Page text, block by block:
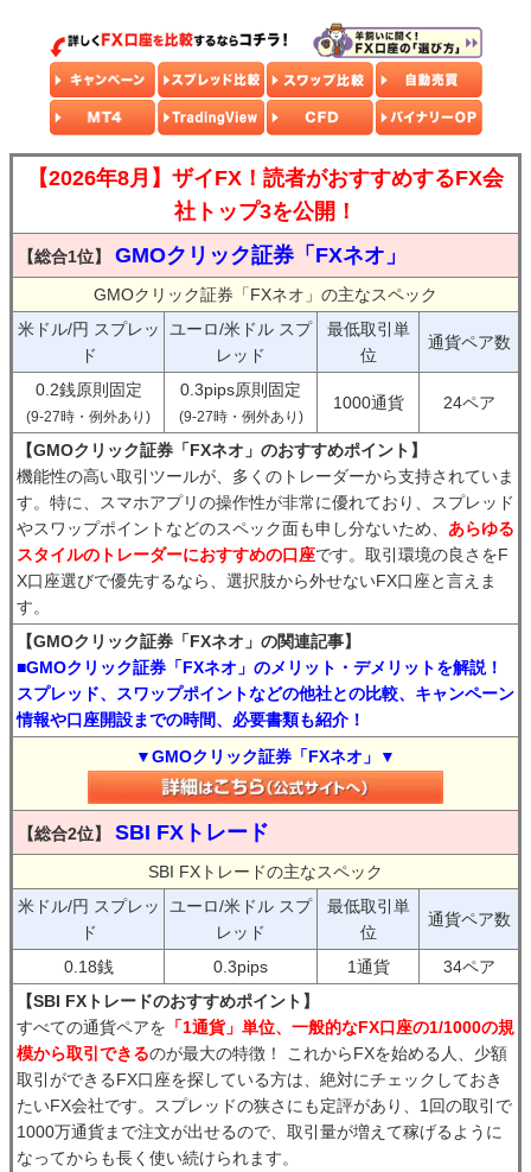
【2026年8月】ザイFX！読者がおすすめするFX会
社トップ3を公開！
【総合1位】 GMOクリック証券「FXネオ」
GMOクリック証券「FXネオ」の主なスペック
米ドル/円 スプレッ
ド
ユーロ/米ドル スプ
レッド
最低取引単
位
通貨ペア数
0.2銭原則固定
(9-27時・例外あり)
0.3pips原則固定
(9-27時・例外あり)
1000通貨 24ペア
【GMOクリック証券「FXネオ」のおすすめポイント】
機能性の高い取引ツールが、多くのトレーダーから支持されていま
す。特に、スマホアプリの操作性が非常に優れており、スプレッド
やスワップポイントなどのスペック面も申し分ないため、 あらゆる
スタイルのトレーダーにおすすめの口座です。取引環境の良さをF
X口座選びで優先するなら、選択肢から外せないFX口座と言えま
す。
【GMOクリック証券「FXネオ」の関連記事】
■GMOクリック証券「FXネオ」のメリット・デメリットを解説！
スプレッド、スワップポイントなどの他社との比較、キャンペーン
情報や口座開設までの時間、必要書類も紹介！
▼GMOクリック証券「FXネオ」▼
【総合2位】 SBI FXトレード
SBI FXトレードの主なスペック
米ドル/円 スプレッ
ド
ユーロ/米ドル スプ
レッド
最低取引単
位
通貨ペア数
0.18銭 0.3pips 1通貨
34ペア
【SBI FXトレードのおすすめポイント】
すべての通貨ペアを 「1通貨」単位、一般的なFX口座の1/1000の規
模から取引できるのが最大の特徴！ これからFXを始める人、少額
取引ができるFX口座を探している方は、絶対にチェックしておき
たいFX会社です。スプレッドの狭さにも定評があり、1回の取引で
1000万通貨まで注文が出せるので、取引量が増えて稼げるように
なってからも長く使い続けられます。